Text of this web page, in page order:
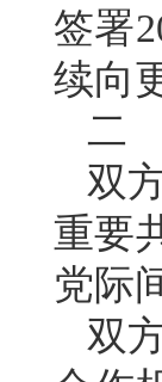
签署
续向
二
双
重要
党际
双